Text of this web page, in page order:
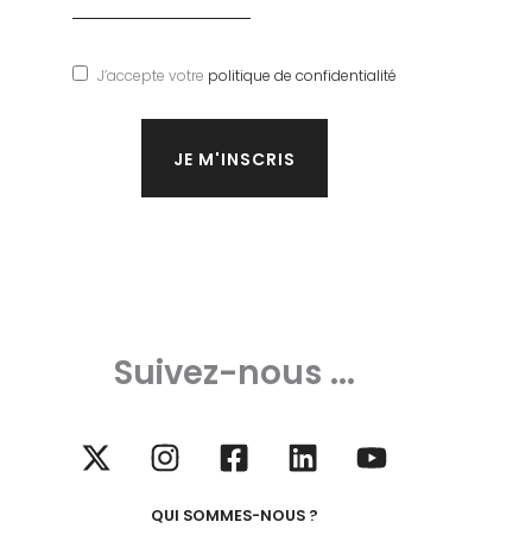
J’accepte votre politique de confidentialité
Suivez-nous ...
QUI SOMMES-NOUS ?